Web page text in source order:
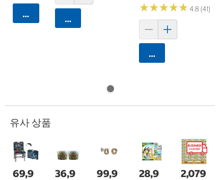
카트에 담기 카트에 담기
★★★★★
★★★★★ 4.8 (41)
카트에 담기
유사 상품
69,9
36,9
99,9
28,9
2,079